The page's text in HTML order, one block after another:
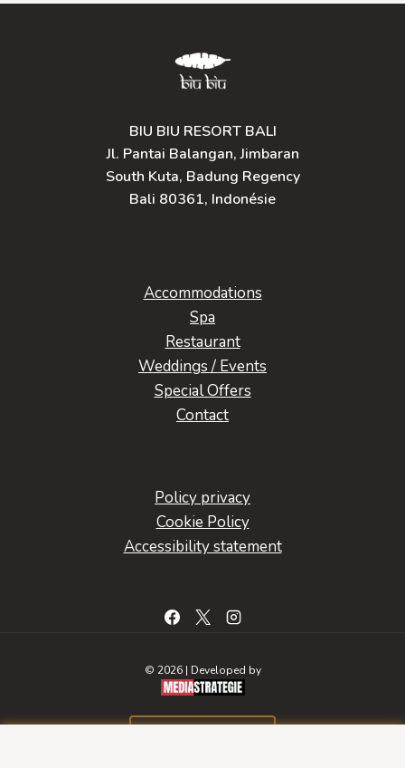
BIU BIU RESORT BALI
Jl. Pantai Balangan, Jimbaran
South Kuta, Badung Regency
Bali 80361, Indonésie
Accommodations
Spa
Restaurant
Weddings / Events
Special Offers
Contact
Policy privacy
Cookie Policy
Accessibility statement
© 2026 | Developed by